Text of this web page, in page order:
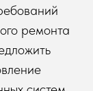
ремонта